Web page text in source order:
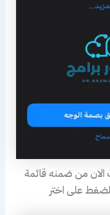
الان من ضمنه قائمة
على اختر